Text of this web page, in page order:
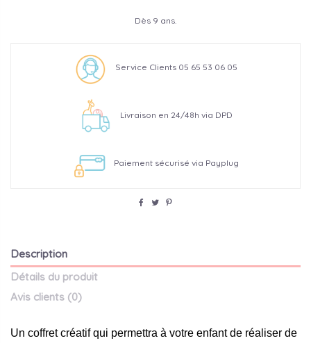
Dès 9 ans.
Service Clients 05 65 53 06 05
Livraison en 24/48h via DPD
Paiement sécurisé via Payplug
Description
Détails du produit
Avis clients (0)
Un coffret créatif qui permettra à votre enfant de réaliser de